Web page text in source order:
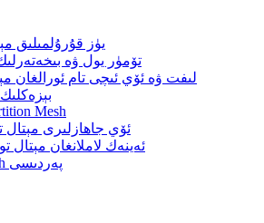
يۈز قۇرۇلمىلىق
تۆمۈر يول ۋە
لىفت ۋە ئۆي ئىچى تام ئورالغان
Mesh
ئۆي جاھازلىرى مېتال
ئەينەك لاملانغان مېتال
Metal Mesh پەردىسى